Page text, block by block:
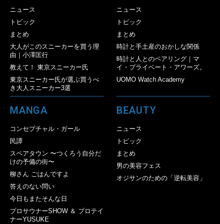
ニュース
トピック
まとめ
大人がこのスニーカーを買う理
由｜小澤匡行
教えて！ 東京スニーカー氏
東京スニーカー氏が選ぶ買うべ
き大人スニーカー3選
ニュース
トピック
まとめ
時計と手土産のおかしな関係
時計と人とのペアリング｜マ
イ・プライベート・アワーズ。
UOMO Watch Academy
MANGA
コンセプチャル・ガール
民譚
スペアタウン 〜つくろう自分だ
けの予備の街〜
柳さん ごはんですよ
答えのない問い
今日もまたそんな日
プロサウナーSHOW ＆ プロテイ
ナーYUSUKE
BEAUTY
ニュース
トピック
まとめ
男の美容フェス
オジサンのための「逆転美容」